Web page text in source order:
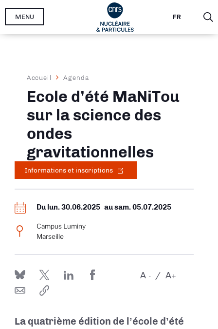
Aller
FR
MENU
Fil
d'Ariane
Accueil Agenda
Ecole d’été MaNiTou
sur la science des
ondes
gravitationnelles
Informations et inscriptions
Du lun. 30.06.2025 ausam. 05.07.2025
Campus Luminy
Marseille
-
A +
A
La quatrième édition de l’école d’été